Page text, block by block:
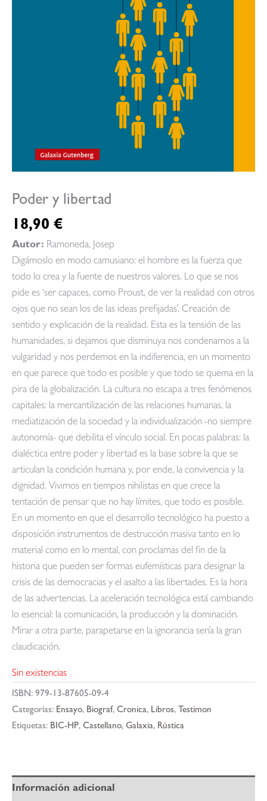
Poder y libertad
18,90 €
Autor: Ramoneda, Josep
Digámoslo en modo camusiano: el hombre es la fuerza que
todo lo crea y la fuente de nuestros valores. Lo que se nos
pide es ‘ser capaces, como Proust, de ver la realidad con otros
ojos que no sean los de las ideas prefijadas’. Creación de
sentido y explicación de la realidad. Esta es la tensión de las
humanidades, si dejamos que disminuya nos condenamos a la
vulgaridad y nos perdemos en la indiferencia, en un momento
en que parece que todo es posible y que todo se quema en la
pira de la globalización. La cultura no escapa a tres fenómenos
capitales: la mercantilización de las relaciones humanas, la
mediatización de la sociedad y la individualización -no siempre
autonomía- que debilita el vínculo social. En pocas palabras: la
dialéctica entre poder y libertad es la base sobre la que se
articulan la condición humana y, por ende, la convivencia y la
dignidad. Vivimos en tiempos nihilistas en que crece la
tentación de pensar que no hay límites, que todo es posible.
En un momento en que el desarrollo tecnológico ha puesto a
disposición instrumentos de destrucción masiva tanto en lo
material como en lo mental, con proclamas del fin de la
historia que pueden ser formas eufemísticas para designar la
crisis de las democracias y el asalto a las libertades. Es la hora
de las advertencias. La aceleración tecnológica está cambiando
lo esencial: la comunicación, la producción y la dominación.
Mirar a otra parte, parapetarse en la ignorancia sería la gran
claudicación.
Sin existencias
ISBN: 979-13-87605-09-4
Categorías: Ensayo, Biograf, Cronica, Libros, Testimon
Etiquetas: BIC-HP, Castellano, Galaxia, Rústica
Información adicional